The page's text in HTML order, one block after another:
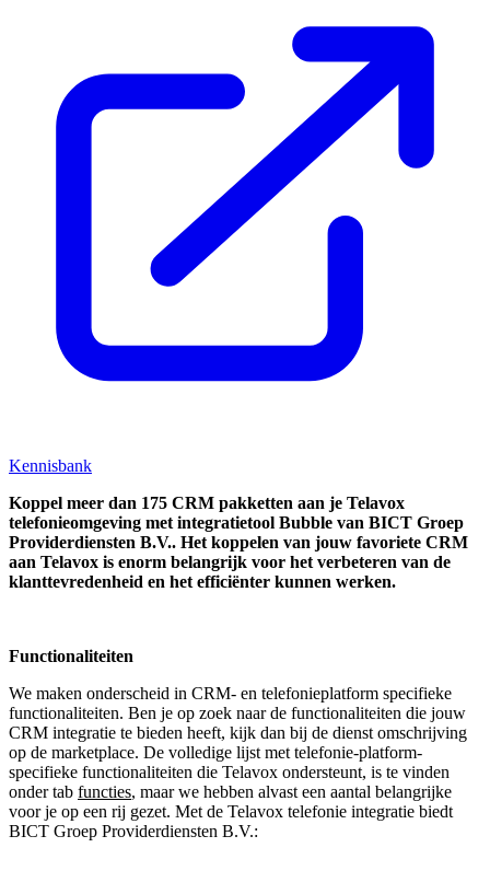
Kennisbank
Koppel meer dan 175 CRM pakketten aan je Telavox
telefonieomgeving met integratietool Bubble van BICT Groep
Providerdiensten B.V.. Het koppelen van jouw favoriete CRM
aan Telavox is enorm belangrijk voor het verbeteren van de
klanttevredenheid en het efficiënter kunnen werken.
Functionaliteiten
We maken onderscheid in CRM- en telefonieplatform specifieke
functionaliteiten. Ben je op zoek naar de functionaliteiten die jouw
CRM integratie te bieden heeft, kijk dan bij de dienst omschrijving
op de marketplace. De volledige lijst met telefonie-platform-
specifieke functionaliteiten die Telavox ondersteunt, is te vinden
onder tab functies, maar we hebben alvast een aantal belangrijke
voor je op een rij gezet. Met de Telavox telefonie integratie biedt
BICT Groep Providerdiensten B.V.: